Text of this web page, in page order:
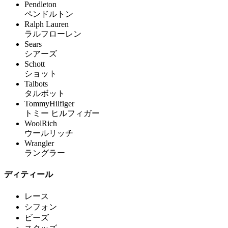
Pendleton
ペンドルトン
Ralph Lauren
ラルフローレン
Sears
シアーズ
Schott
ショット
Talbots
タルボット
TommyHilfiger
トミー ヒルフィガー
WoolRich
ウールリッチ
Wrangler
ラングラー
ディティール
レース
シフォン
ビーズ